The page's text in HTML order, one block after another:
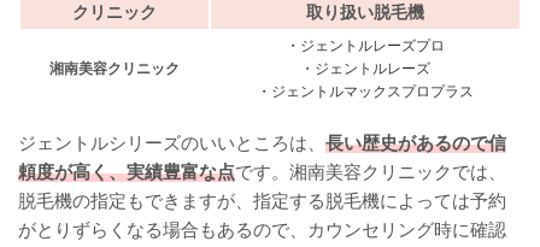
クリニック 取り扱い脱毛機
湘南美容クリニック
・ジェントルレーズプロ
・ジェントルレーズ
・ジェントルマックスプロプラス
ジェントルシリーズのいいところは、 長い歴史があるので信
頼度が高く、実績豊富な点です。湘南美容クリニックでは、
脱毛機の指定もできますが、指定する脱毛機によっては予約
がとりずらくなる場合もあるので、カウンセリング時に確認